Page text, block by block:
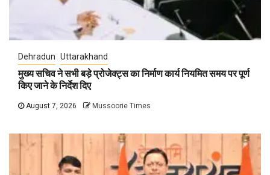
Dehradun Uttarakhand
मुख्य सचिव ने सभी बड़े प्रोजेक्ट्स का निर्माण कार्य नियमित समय पर पूर्ण
किए जाने के निर्देश दिए
August 7, 2026 Mussoorie Times